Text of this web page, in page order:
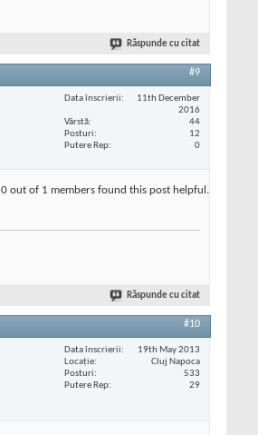
Răspunde cu citat
#9
Data înscrierii
11th December
2016
Vârstă
44
Posturi
12
Putere Rep
0
0 out of 1 members found this post helpful.
Răspunde cu citat
#10
Data înscrierii
19th May 2013
Locaţie
Cluj Napoca
Posturi
533
Putere Rep
29